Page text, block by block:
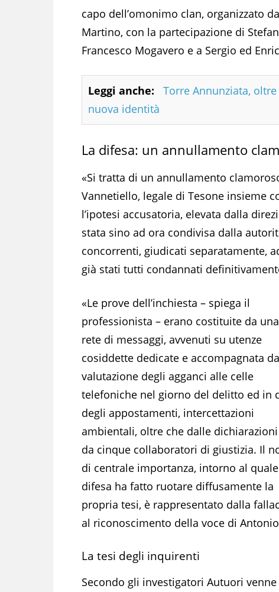
capo dell’omonimo clan, organizzato
Martino, con la partecipazione di
Francesco Mogavero e a Sergio ed
Leggi anche:
Torre Annunziata,
nuova identità
La difesa: un annullamento
«Si tratta di un annullamento
Vannetiello, legale di Tesone insieme
l’ipotesi accusatoria, elevata dalla
stata sino ad ora condivisa dalla
concorrenti, giudicati separatamente,
già stati tutti condannati
«Le prove dell’inchiesta – spiega il
professionista – erano costituite da
rete di messaggi, avvenuti su utenze
cosiddette dedicate e accompagnata
valutazione degli agganci alle celle
telefoniche nel giorno del delitto ed in
degli appostamenti, intercettazioni
ambientali, oltre che dalle
da cinque collaboratori di giustizia. Il
di centrale importanza, intorno al
difesa ha fatto ruotare diffusamente la
propria tesi, è rappresentato dalla
al riconoscimento della voce di
La tesi degli inquirenti
Secondo gli investigatori Autuori